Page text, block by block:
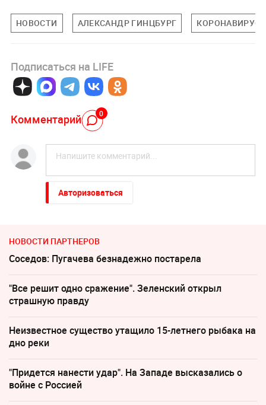
НОВОСТИ АЛЕКСАНДР ГИНЦБУРГ КОРОНАВИРУС
Подписаться на LIFE
Комментарий 0
Авторизоваться
НОВОСТИ ПАРТНЕРОВ
Соседов: Пугачева безнадежно постарела
"Все решит одно сражение". Зеленский открыл
страшную правду
Неизвестное существо утащило 15-летнего рыбака на
дно реки
"Придется нанести удар". На Западе высказались о
войне с Россией